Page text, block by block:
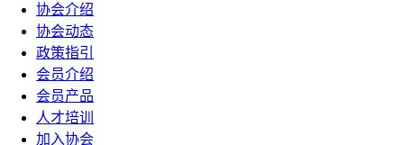
协会介绍
协会动态
政策指引
会员介绍
会员产品
人才培训
加入协会